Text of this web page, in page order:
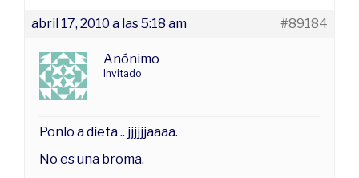
abril 17, 2010 a las 5:18 am #89184
Anónimo
Invitado
Ponlo a dieta .. jjjjjjaaaa.
No es una broma.